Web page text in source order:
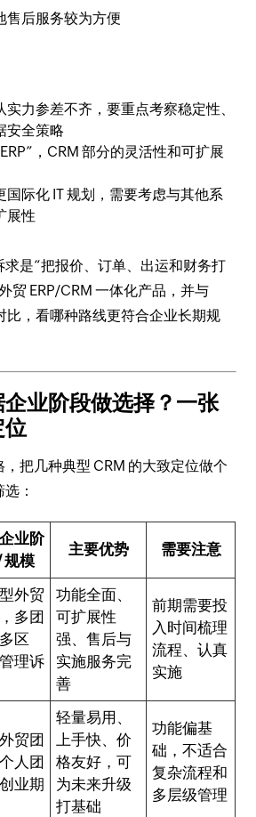
售后服务较为方便
实力参差不齐，要重点考察稳定性、
安全策略
，CRM 部分的灵活性和可扩展
国际化 IT 规划，需要考虑与其他系
展性
是“把报价、订单、出运和财务打
贸 ERP/CRM 一体化产品，并与
比，看哪种路线更符合企业长期规
企业阶段做选择？一张
位
把几种典型 CRM 的大致定位做个
：
业阶
规模
主要优势 需要注意
外贸
多团
区
理诉
功能全面、
可扩展性
强、售后与
实施服务完
善
前期需要投
入时间梳理
流程、认真
实施
贸团
人团
业期
轻量易用、
上手快、价
格友好，可
为未来升级
打基础
功能偏基
础，不适合
复杂流程和
多层级管理